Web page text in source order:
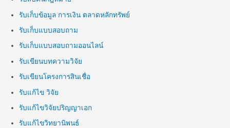
รับเก็บข้อมูล การเงิน ตลาดหลักทรัพย์
รับเก็บแบบสอบถาม
รับเก็บแบบสอบถามออนไลน์
รับเขียนบทความวิจัย
รับเขียนโครงการสินเชื่อ
รับแก้ไข วิจัย
รับแก้ไขวิจัยปริญญาเอก
รับแก้ไขวิทยานิพนธ์